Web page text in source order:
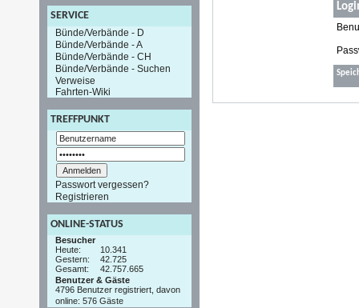
SERVICE
Bünde/Verbände - D
Bünde/Verbände - A
Bünde/Verbände - CH
Bünde/Verbände - Suchen
Verweise
Fahrten-Wiki
TREFFPUNKT
Passwort vergessen?
Registrieren
ONLINE-STATUS
Besucher
Heute:
10.341
Gestern:
42.725
Gesamt:
42.757.665
Benutzer & Gäste
4796 Benutzer registriert, davon
online: 576 Gäste